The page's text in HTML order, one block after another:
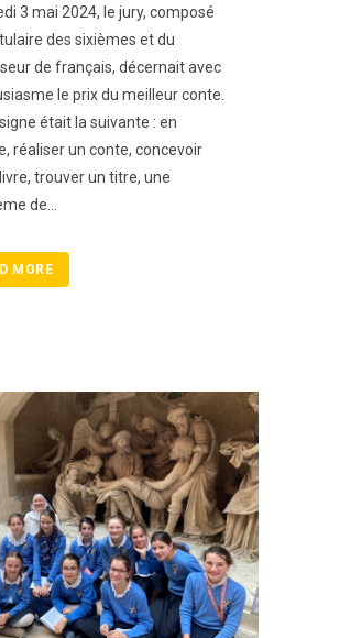
3 mai 2024, le jury, composé
des sixièmes et du
de français, décernait avec
le prix du meilleur conte.
était la suivante : en
réaliser un conte, concevoir
trouver un titre, une
de...
MORE